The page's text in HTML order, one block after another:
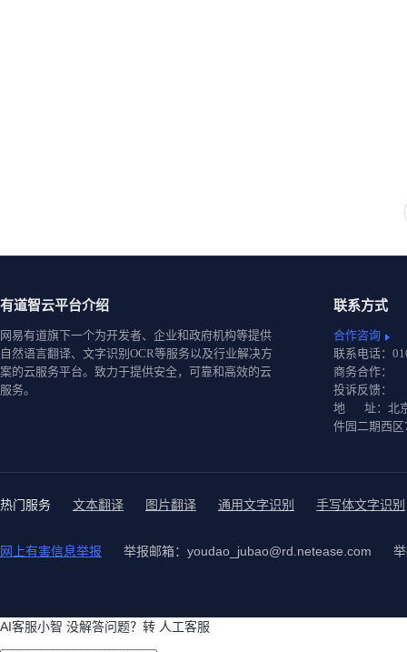
有道智云平台介绍
网易有道旗下一个为开发者、企业和政府机构等提供
自然语言翻译、文字识别OCR等服务以及行业解决方
案的云服务平台。致力于提供安全，可靠和高效的云
服务。
联系方式
合作咨询
联系电话：
商务合作：
投诉反馈：
地 址：北京
件园二期西
热门服务 文本翻译 图片翻译 通用文字识别 手写体文字识别
网上有害信息举报 举报邮箱：youdao_jubao@rd.netease.com
AI客服小智 没解答问题？转 人工客服